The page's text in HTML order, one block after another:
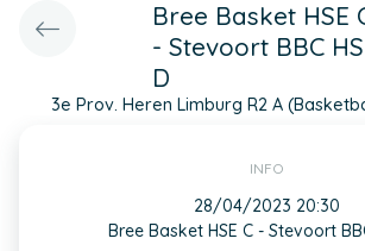
Bree Basket HSE
- Stevoort BBC
D
3e Prov. Heren Limburg R2 A
INFO
28/04/2023 20:30
Bree Basket HSE C - Stevoort